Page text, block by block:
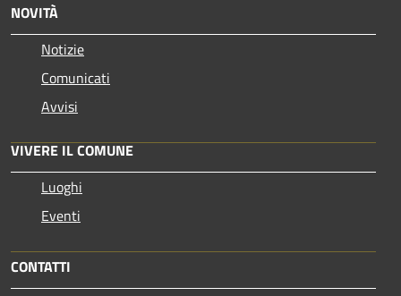
NOVITÀ
Notizie
Comunicati
Avvisi
VIVERE IL COMUNE
Luoghi
Eventi
CONTATTI